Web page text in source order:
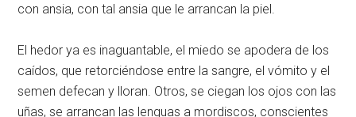
con ansia, con tal ansia que le arrancan la piel.
El hedor ya es inaguantable, el miedo se apodera de los
caídos, que retorciéndose entre la sangre, el vómito y el
semen defecan y lloran. Otros, se ciegan los ojos con las
uñas, se arrancan las lenguas a mordiscos, conscientes